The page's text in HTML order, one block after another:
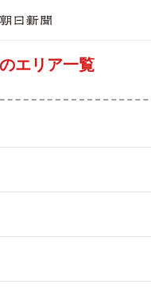
エリア一覧